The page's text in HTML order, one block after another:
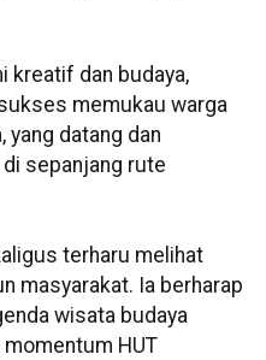
kreatif dan budaya,
memukau warga
yang datang dan
sepanjang rute
terharu melihat
masyarakat. Ia berharap
wisata budaya
HUT